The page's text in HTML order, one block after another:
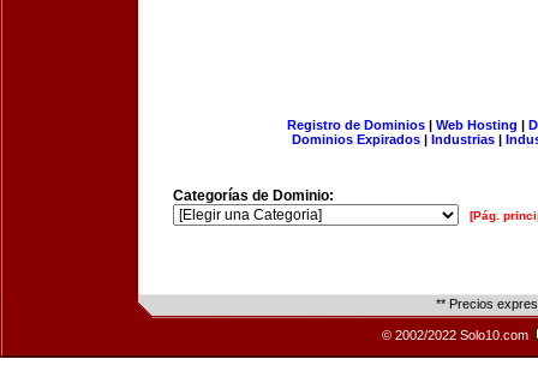
Registro de Dominios| Web Hosting |
Dominios Expirados | Industrias |
Categorías de Dominio:
[Pág.
** Precios
© 2002/2022 Solo10.com